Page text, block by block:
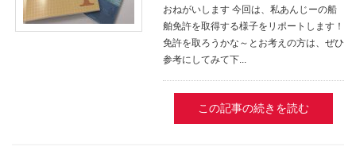
おねがいします 今回は、私あんじーの船
舶免許を取得する様子をリポートします！
免許を取ろうかな～とお考えの方は、ぜひ
参考にしてみて下...
この記事の続きを読む